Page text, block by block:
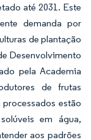
até 2031. Este
demanda por
de plantação
Desenvolvimento
pela Academia
de frutas
estão
em água,
aos padrões